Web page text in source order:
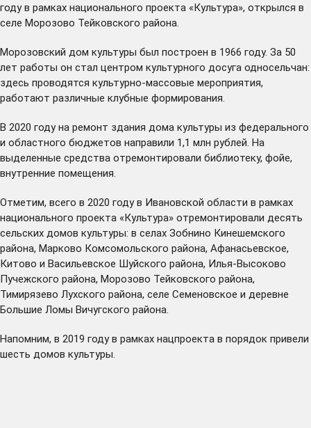
году в рамках национального проекта «Культура», открылся в
селе Морозово Тейковского района.
Морозовский дом культуры был построен в 1966 году. За 50
лет работы он стал центром культурного досуга односельчан:
здесь проводятся культурно-массовые мероприятия,
работают различные клубные формирования.
В 2020 году на ремонт здания дома культуры из федерального
и областного бюджетов направили 1,1 млн рублей. На
выделенные средства отремонтировали библиотеку, фойе,
внутренние помещения.
Отметим, всего в 2020 году в Ивановской области в рамках
национального проекта «Культура» отремонтировали десять
сельских домов культуры: в селах Зобнино Кинешемского
района, Марково Комсомольского района, Афанасьевское,
Китово и Васильевское Шуйского района, Илья-Высоково
Пучежского района, Морозово Тейковского района,
Тимирязево Лухского района, селе Семеновское и деревне
Большие Ломы Вичугского района.
Напомним, в 2019 году в рамках нацпроекта в порядок привели
шесть домов культуры.